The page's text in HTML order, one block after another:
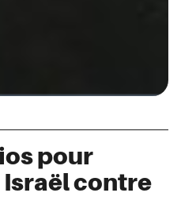
pour
Israël contre